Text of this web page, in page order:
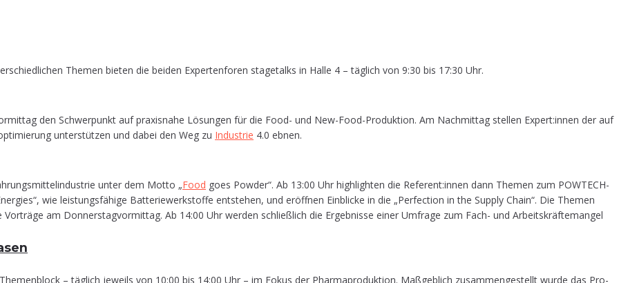
The­men bie­ten die bei­den Exper­ten­fo­ren sta­ge­talks in Hal­le 4 – täg­lich von 9:30 bis 17:30 Uhr.
den Schwer­punkt auf pra­xis­na­he Lösun­gen für die Food- und New-Food-Pro­duk­ti­on. Am Nach­mit­tag stel­len Expert:innen der auf
unter­stüt­zen und dabei den Weg zu Indus­trie 4.0 ebnen.
unter dem Mot­to „Food goes Pow­der“. Ab 13:00 Uhr high­ligh­ten die Referent:innen dann The­men zum POW­TECH-
wie leis­tungs­fä­hi­ge Bat­te­rie­werk­stof­fe ent­ste­hen, und eröff­nen Ein­bli­cke in die „Per­fec­tion in the Sup­ply Chain“. Die The­men
am Don­ners­tag­vor­mit­tag. Ab 14:00 Uhr wer­den schließ­lich die Ergeb­nis­se einer Umfra­ge zum Fach- und Arbeits­kräf­te­man­gel
– täg­lich jeweils von 10:00 bis 14:00 Uhr – im Fokus der Phar­ma­pro­duk­ti­on. Maß­geb­lich zusam­men­ge­stellt wur­de das Pro­